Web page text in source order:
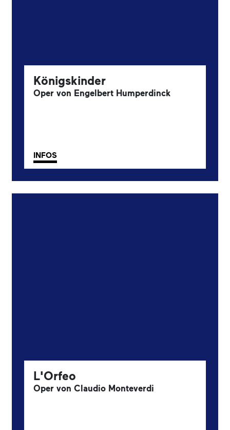
Königskinder
Oper von Engelbert Humperdinck
INFOS
L'Orfeo
Oper von Claudio Monteverdi